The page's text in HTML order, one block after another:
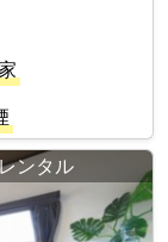
ンタル